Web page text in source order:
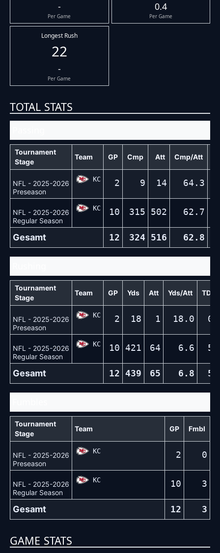
-
Per Game
0.4
Per Game
Longest Rush
22
-
Per Game
TOTAL STATS
Tournament
Stage
Team GP Cmp Att Cmp/Att
NFL - 2025-2026
Preseason
KC 2 9 14 64.3
NFL - 2025-2026
Regular Season
KC 10 315 502 62.7
Gesamt 12 324 516 62.8
Tournament
Stage
Team GP Yds Att Yds/Att TD
NFL - 2025-2026
Preseason
KC 2 18 1 18.0 0
NFL - 2025-2026
Regular Season
KC 10 421 64 6.6 5
Gesamt 12 439 65 6.8 5
Tournament
Stage
Team GP Fmbl
NFL - 2025-2026
Preseason
KC 2 0
NFL - 2025-2026
Regular Season
KC 10 3
Gesamt 12 3
GAME STATS